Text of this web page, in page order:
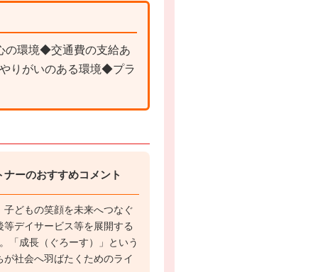
の環境◆交通費の支給あ
りがいのある環境◆プラ
ーのおすすめコメント
どもの笑顔を未来へつなぐ
デイサービス等を展開する
「成長（ぐろーす）」という
社会へ羽ばたくためのライ